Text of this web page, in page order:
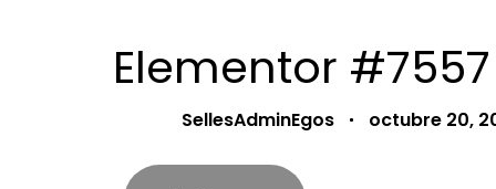
IN:
Elementor #7557
SellesAdminEgos
on:
octubre 20,